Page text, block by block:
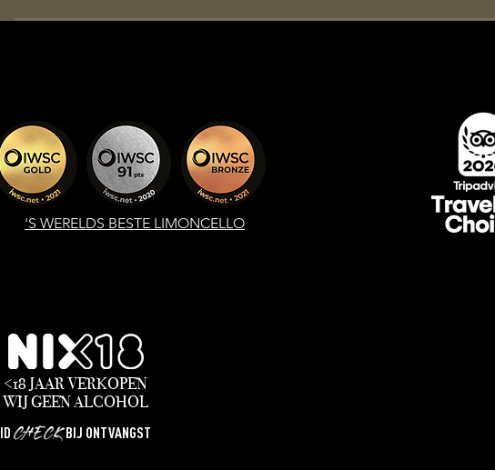
'S WERELDS BESTE LIMONCELLO
<18 JAAR VERKOPEN
WIJGEENALCOHOL
ID CHECKBIJ ONTVANGST